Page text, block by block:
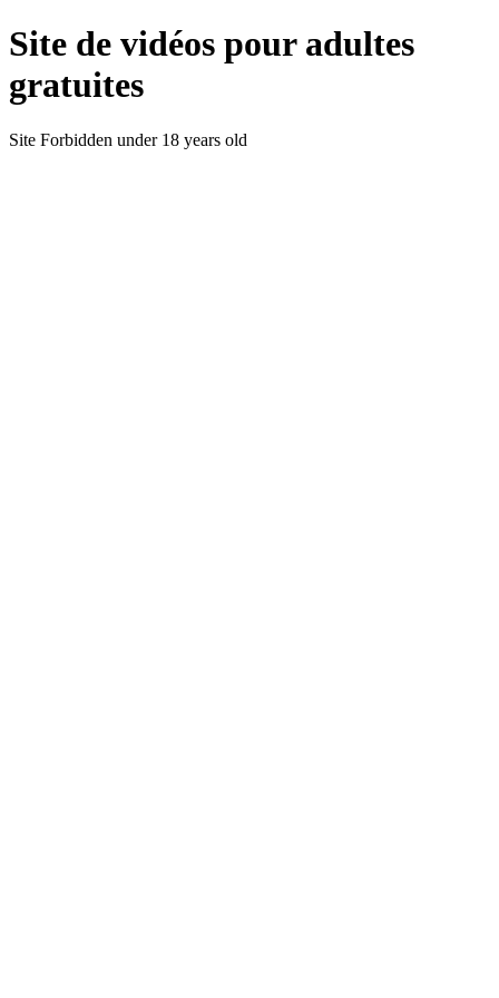
Site de vidéos pour adultes
gratuites
Site Forbidden under 18 years old